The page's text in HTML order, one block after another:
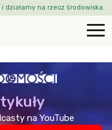
działamy na rzecz środowiska.
na YouTube